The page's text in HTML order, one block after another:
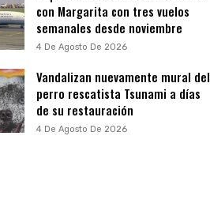
con Margarita con tres vuelos
semanales desde noviembre
4 De Agosto De 2026
Vandalizan nuevamente mural del
perro rescatista Tsunami a días
de su restauración
4 De Agosto De 2026